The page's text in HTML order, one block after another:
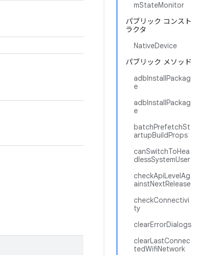
mStateMonitor
パブリック コンスト
ラクタ
NativeDevice
パブリック メソッド
adbInstallPackag
e
adbInstallPackag
e
batchPrefetchSt
artupBuildProps
canSwitchToHea
dlessSystemUser
checkApiLevelAg
ainstNextRelease
checkConnectivi
ty
clearErrorDialogs
clearLastConnec
tedWifiNetwork